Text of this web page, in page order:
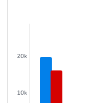
10k
20k
Đào